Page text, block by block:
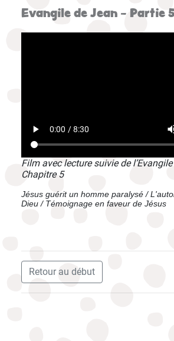
Evangile de Jean - Partie 5
Film avec lecture suivie de
Chapitre 5
Jésus guérit un homme paralysé /
Dieu / Témoignage en faveur de Jésus
Retour au début